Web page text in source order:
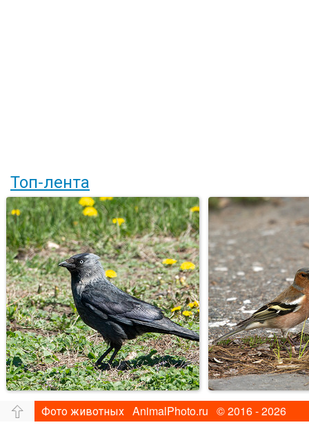
Топ-лента
Фото животных AnimalPhoto.ru © 2016 - 2026